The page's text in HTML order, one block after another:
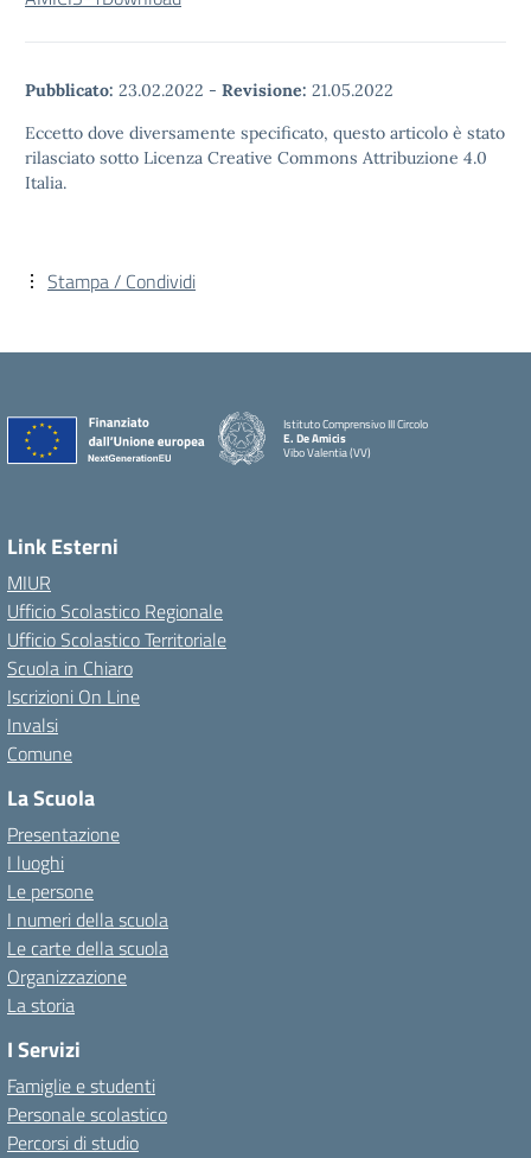
Pubblicato: 23.02.2022 - Revisione: 21.05.2022
Eccetto dove diversamente specificato, questo articolo è stato
rilasciato sotto Licenza Creative Commons Attribuzione 4.0
Italia.
Stampa / Condividi
Istituto Comprensivo III Circolo
E. De Amicis
Vibo Valentia (VV)
Link Esterni
MIUR
Ufficio Scolastico Regionale
Ufficio Scolastico Territoriale
Scuola in Chiaro
Iscrizioni On Line
Invalsi
Comune
La Scuola
Presentazione
I luoghi
Le persone
I numeri della scuola
Le carte della scuola
Organizzazione
La storia
I Servizi
Famiglie e studenti
Personale scolastico
Percorsi di studio